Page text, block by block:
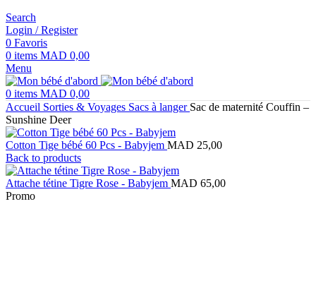
Search
Login / Register
0 Favoris
0 items MAD 0,00
Menu
0 items MAD 0,00
Accueil Sorties & Voyages Sacs à langer Sac de maternité Couffin –
Sunshine Deer
Cotton Tige bébé 60 Pcs - Babyjem MAD 25,00
Back to products
Attache tétine Tigre Rose - Babyjem MAD 65,00
Promo